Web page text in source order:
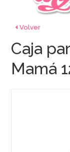
Volver
Caja
Mamá